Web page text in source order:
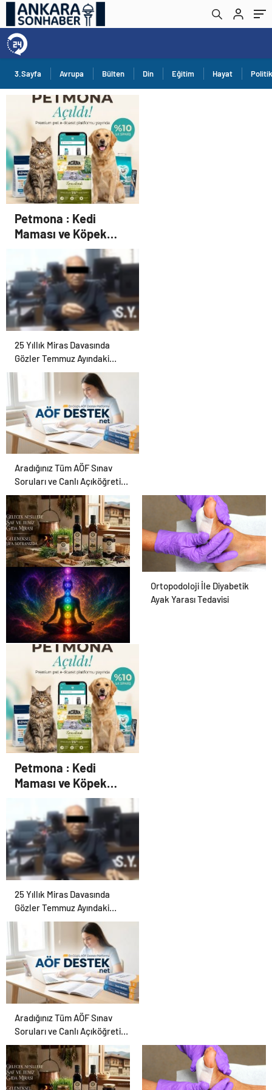
3.Sayfa Avrupa Bülten Din Eğitim Hayat
Petmona : Kedi
Maması ve Köpek
Maması İle Tüm Evcil
Hayvan Ürünleri
25 Yıllık Miras Davasında
Gözler Temmuz Ayındaki
Karar Duruşmasına Çevrildi
Aradığınız Tüm AÖF Sınav
Soruları ve Canlı Açıköğretim
Forumu Burada
Osmanzadem ile Katkısız ve
Doğal Beslenme Dönemi
Ortopodoloji İle Diyabetik
Ayak Yarası Tedavisi
Zihnin Gizemli Sınırları ve
Ötesi : Nasılnedir.com
Petmona : Kedi
Maması ve Köpek
Maması İle Tüm Evcil
Hayvan Ürünleri
25 Yıllık Miras Davasında
Gözler Temmuz Ayındaki
Karar Duruşmasına Çevrildi
Aradığınız Tüm AÖF Sınav
Soruları ve Canlı Açıköğretim
Forumu Burada